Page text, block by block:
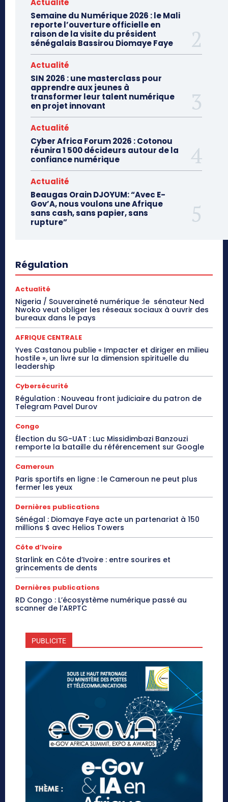
Actualité
Semaine du Numérique 2026 : le Mali
reporte l’ouverture officielle en
raison de la visite du président
sénégalais Bassirou Diomaye Faye
Actualité
SIN 2026 : une masterclass pour
apprendre aux jeunes à
transformer leur talent numérique
en projet innovant
Actualité
Cyber Africa Forum 2026 : Cotonou
réunira 1 500 décideurs autour de la
confiance numérique
Actualité
Beaugas Orain DJOYUM: “Avec E-
Gov’A, nous voulons une Afrique
sans cash, sans papier, sans
rupture”
Régulation
Actualité
Nigeria / Souveraineté numérique :le sénateur Ned
Nwoko veut obliger les réseaux sociaux à ouvrir des
bureaux dans le pays
AFRIQUE CENTRALE
Yves Castanou publie « Impacter et diriger en milieu
hostile », un livre sur la dimension spirituelle du
leadership
Cybersécurité
Régulation : Nouveau front judiciaire du patron de
Telegram Pavel Durov
Congo
Élection du SG-UAT : Luc Missidimbazi Banzouzi
remporte la bataille du référencement sur Google
Cameroun
Paris sportifs en ligne : le Cameroun ne peut plus
fermer les yeux
Dernières publications
Sénégal : Diomaye Faye acte un partenariat à 150
millions $ avec Helios Towers
Côte d’Ivoire
Starlink en Côte d’Ivoire : entre sourires et
grincements de dents
Dernières publications
RD Congo : L’écosystème numérique passé au
scanner de l’ARPTC
PUBLICITE